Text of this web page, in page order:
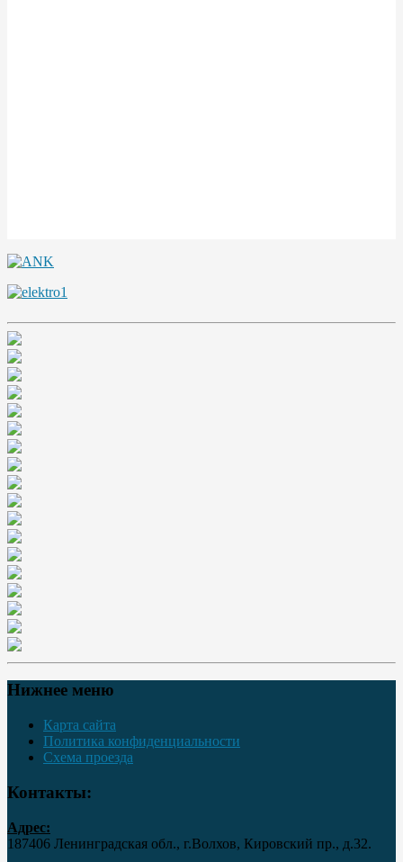
Нижнее меню
Карта сайта
Политика конфиденциальности
Схема проезда
Контакты:
Адрес:
187406 Ленинградская обл., г.Волхов, Кировский пр., д.32.